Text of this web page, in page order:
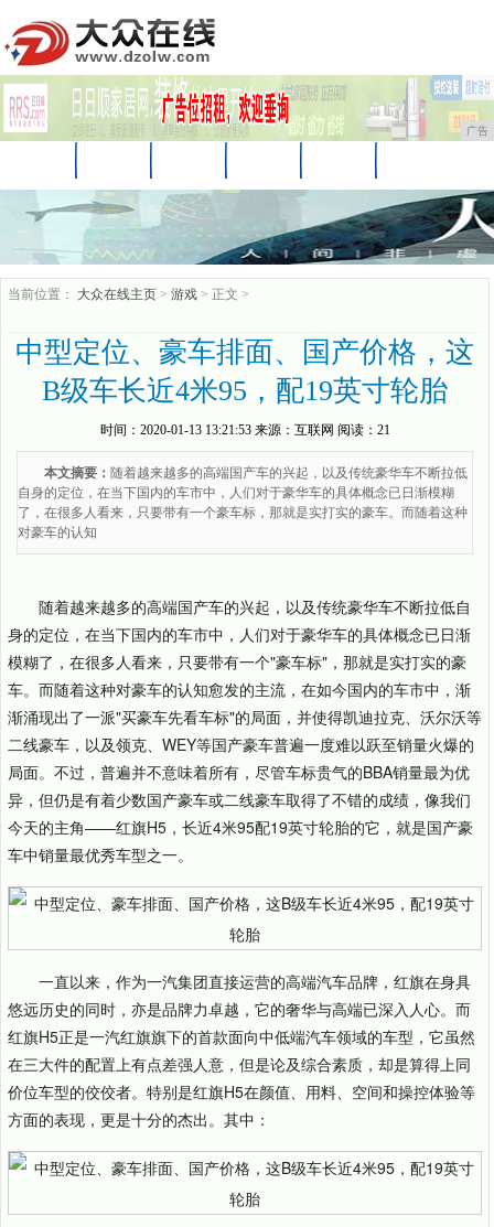
广告
企业 游戏
当前位置： 大众在线主页 > 游戏 > 正文 >
中型定位、豪车排面、国产价格，这
B级车长近4米95，配19英寸轮胎
时间： 2020-01-13 13:21:53来源： 互联网 阅读：21
本文摘要： 随着越来越多的高端国产车的兴起，以及传统豪华车不断拉低
自身的定位，在当下国内的车市中，人们对于豪华车的具体概念已日渐模糊
了，在很多人看来，只要带有一个豪车标，那就是实打实的豪车。而随着这种
对豪车的认知
随着越来越多的高端国产车的兴起，以及传统豪华车不断拉低自
身的定位，在当下国内的车市中，人们对于豪华车的具体概念已日渐
模糊了，在很多人看来，只要带有一个"豪车标"，那就是实打实的豪
车。而随着这种对豪车的认知愈发的主流，在如今国内的车市中，渐
渐涌现出了一派"买豪车先看车标"的局面，并使得凯迪拉克、沃尔沃等
二线豪车，以及领克、WEY等国产豪车普遍一度难以跃至销量火爆的
局面。不过，普遍并不意味着所有，尽管车标贵气的BBA销量最为优
异，但仍是有着少数国产豪车或二线豪车取得了不错的成绩，像我们
今天的主角——红旗H5，长近4米95配19英寸轮胎的它，就是国产豪
车中销量最优秀车型之一。
一直以来，作为一汽集团直接运营的高端汽车品牌，红旗在身具
悠远历史的同时，亦是品牌力卓越，它的奢华与高端已深入人心。而
红旗H5正是一汽红旗旗下的首款面向中低端汽车领域的车型，它虽然
在三大件的配置上有点差强人意，但是论及综合素质，却是算得上同
价位车型的佼佼者。特别是红旗H5在颜值、用料、空间和操控体验等
方面的表现，更是十分的杰出。其中：